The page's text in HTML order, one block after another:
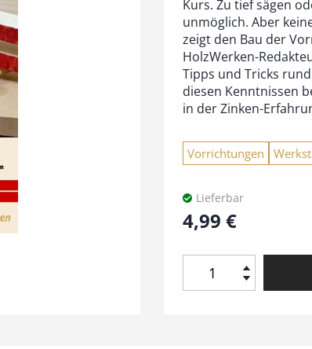
Kurs. Zu tief sägen
unmöglich. Aber
zeigt den Bau der
HolzWerken-
Tipps und Tricks
diesen Kenntnissen
in der Zinken-
Vorrichtungen
Lieferbar
4,99 €